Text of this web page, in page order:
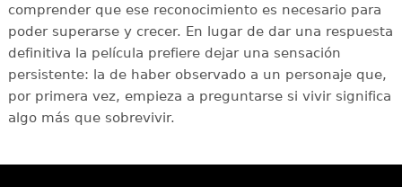
comprender que ese reconocimiento es necesario para
poder superarse y crecer. En lugar de dar una respuesta
definitiva la película prefiere dejar una sensación
persistente: la de haber observado a un personaje que,
por primera vez, empieza a preguntarse si vivir significa
algo más que sobrevivir.